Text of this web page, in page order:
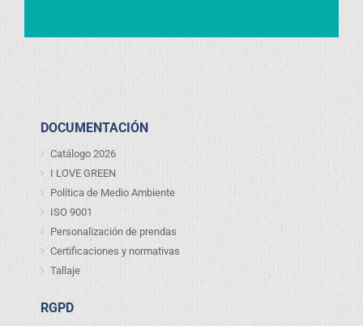
DOCUMENTACIÓN
Catálogo 2026
I LOVE GREEN
Política de Medio Ambiente
ISO 9001
Personalización de prendas
Certificaciones y normativas
Tallaje
RGPD